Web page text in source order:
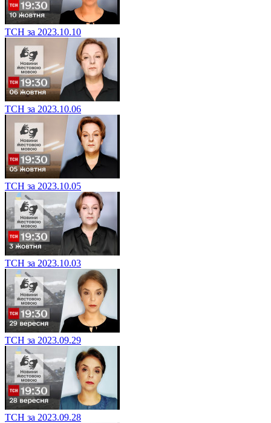
ТСН за 2023.10.10
ТСН за 2023.10.06
ТСН за 2023.10.05
ТСН за 2023.10.03
ТСН за 2023.09.29
ТСН за 2023.09.28